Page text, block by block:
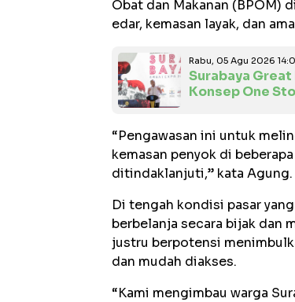
Obat dan Makanan (BPOM)
edar, kemasan layak, dan
Rabu, 05 Agu 2026
Surabaya
Konsep One
“Pengawasan ini untuk
kemasan penyok di
ditindaklanjuti,” kata Agung.
Di tengah kondisi pasar
berbelanja secara bijak dan
justru berpotensi
dan mudah diakses.
“Kami mengimbau warga